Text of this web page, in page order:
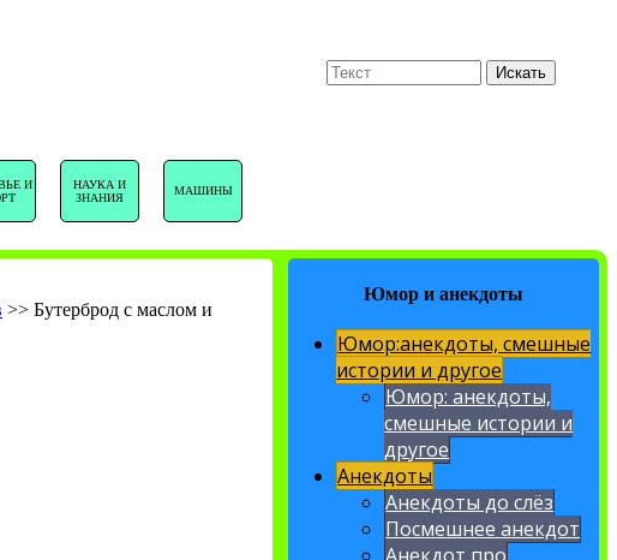
И
НАУКА И
ЗНАНИЯ
МАШИНЫ
Искать
>>Бутерброд с маслом и
Юмор и анекдоты
Юмор:анекдоты, смешные
истории и другое
Юмор: анекдоты,
смешные истории и
другое
Анекдоты
Анекдоты до слёз
Посмешнее анекдот